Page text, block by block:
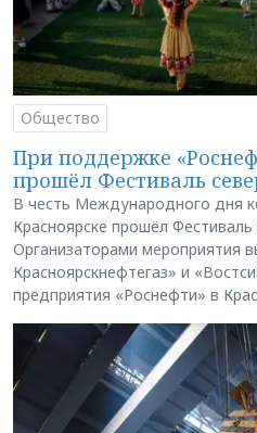
Общество
При поддержке
прошёл Фестиваль
В честь Международного дня
Красноярске прошёл Фестиваль
Организаторами мероприятия
Красноярскнефтегаз» и
предприятия «Роснефти» в